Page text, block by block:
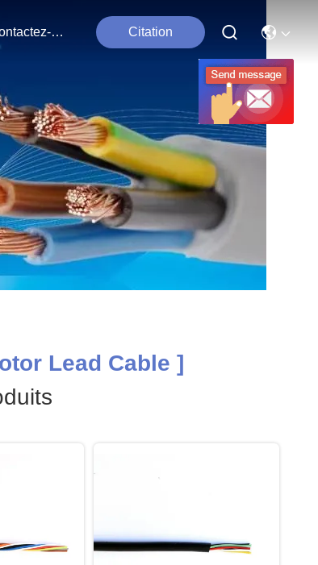
Contactez-Nous Citation
Lead Cable ]